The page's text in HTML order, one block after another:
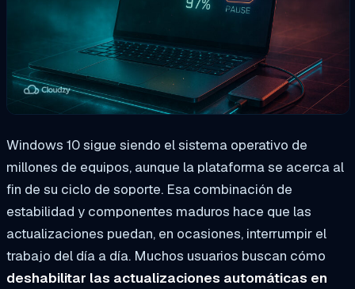
Windows 10 sigue siendo el sistema operativo de
millones de equipos, aunque la plataforma se acerca al
fin de su ciclo de soporte. Esa combinación de
estabilidad y componentes maduros hace que las
actualizaciones puedan, en ocasiones, interrumpir el
trabajo del día a día. Muchos usuarios buscan cómo
deshabilitar las actualizaciones automáticas en